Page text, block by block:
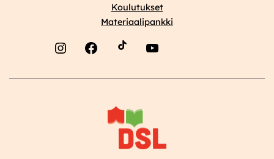
Koulutukset
Materiaalipankki